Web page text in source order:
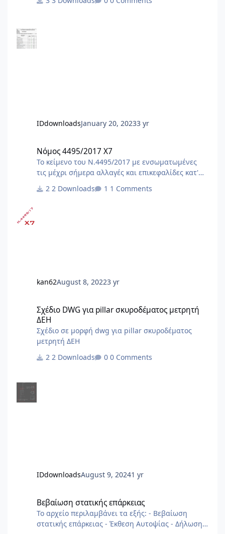
δήλωσής μας . Στο τέλος από την στήλη φίλτρου
IDdownloadsJanuary 20, 20233 yr
Νόμος 4495/2017 X7
Το κείμενο του Ν.4495/2017 με ενσωματωμένες
τις μέχρι σήμερα αλλαγές και επικεφαλίδες κατ'
63Α/1.5.2024)[Α1] [Α1]Αλλαγές και προσθήκες με
2 Downloads 1 Comments
kan62August 8, 20223 yr
Σχέδιο DWG για pillar σκυροδέματος μετρητή
ΔΕΗ
Σχέδιο σε μορφή dwg για pillar σκυροδέματος
μετρητή ΔΕΗ
2 Downloads
0 Comments
IDdownloadsAugust 9, 20241 yr
Βεβαίωση στατικής επάρκειας
Το αρχείο περιλαμβάνει τα εξής: - Βεβαίωση
στατικής επάρκειας - Έκθεση Αυτοψίας - Δήλωση